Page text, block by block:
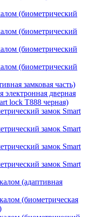
(биометрический
(биометрический
(биометрический
(биометрический
замковая часть)
электронная дверная
lock T888 черная)
замок Smart
замок Smart
замок Smart
замок Smart
(адаптивная
(биометрическая